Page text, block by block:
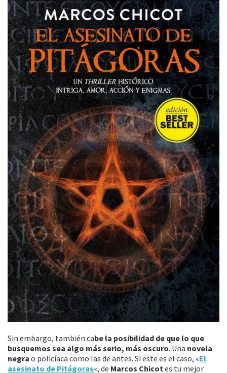
Sin embargo, también cabe la posibilidad de que lo que
busquemos sea algo más serio, más oscuro. Una novela
negra o policíaca como las de antes. Si este es el caso, «El
asesinato de Pitágoras«, de Marcos Chicotes tu mejor